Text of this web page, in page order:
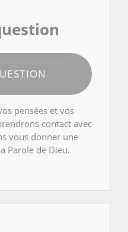
pensées et vos
contact avec
vous donner une
Parole de Dieu.